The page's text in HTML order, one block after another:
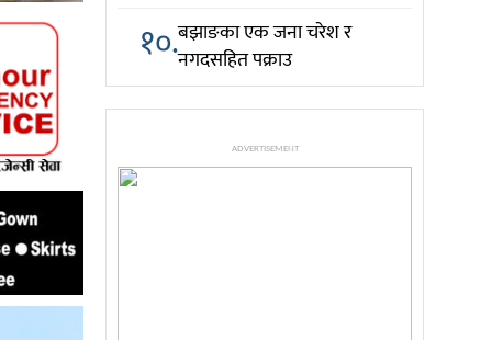
१०.बझाङका एक जना चरेश र
नगदसहित पक्राउ
ADVERTISEMENT